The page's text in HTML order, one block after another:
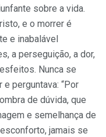
sobre a vida.
e o morrer é
e inabalável
a perseguição, a dor,
Nunca se
perguntava: “Por
de dúvida, que
e semelhança de
jamais se